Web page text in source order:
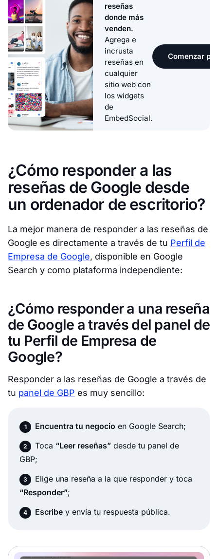
reseñas
donde más
venden.
Agrega e
incrusta
reseñas en
cualquier
sitio web con
los widgets
de
EmbedSocial.
Comenzar
¿Cómo responder a las
reseñas de Google desde
un ordenador de escritorio?
La mejor manera de responder a las reseñas de
Google es directamente a través de tu Perfil de
Empresa de Google, disponible en Google
Search y como plataforma independiente:
¿Cómo responder a una reseña
de Google a través del panel de
tu Perfil de Empresa de
Google?
Responder a las reseñas de Google a través de
tu panel de GBP es muy sencillo:
Encuentra tu negocio en Google Search;
Toca “Leer reseñas” desde tu panel de
GBP;
Elige una reseña a la que responder y toca
“Responder”;
Escribe y envía tu respuesta pública.